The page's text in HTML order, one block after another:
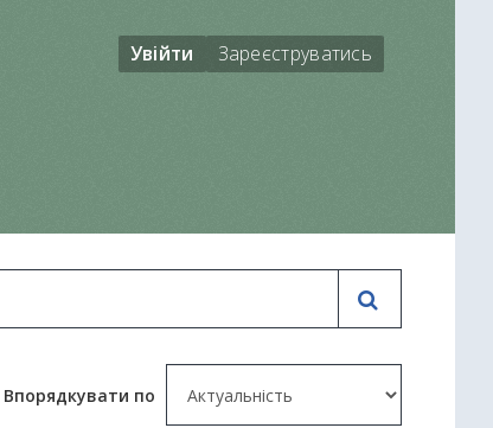
Увійти Зареєструватись
Впорядкувати по